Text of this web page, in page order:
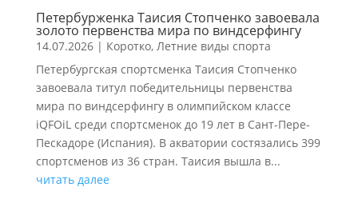
Петербурженка Таисия Стопченко завоевала
золото первенства мира по виндсерфингу
14.07.2026| Коротко, Летние виды спорта
Петербургская спортсменка Таисия Стопченко
завоевала титул победительницы первенства
мира по виндсерфингу в олимпийском классе
iQFOiL среди спортсменок до 19 лет в Сант-Пере-
Пескадоре (Испания). В акватории состязались 399
спортсменов из 36 стран. Таисия вышла в...
читать далее